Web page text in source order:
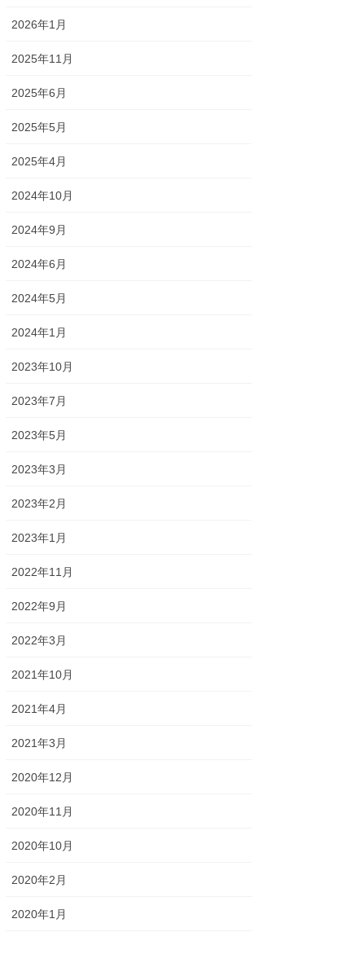
2026年1月
2025年11月
2025年6月
2025年5月
2025年4月
2024年10月
2024年9月
2024年6月
2024年5月
2024年1月
2023年10月
2023年7月
2023年5月
2023年3月
2023年2月
2023年1月
2022年11月
2022年9月
2022年3月
2021年10月
2021年4月
2021年3月
2020年12月
2020年11月
2020年10月
2020年2月
2020年1月